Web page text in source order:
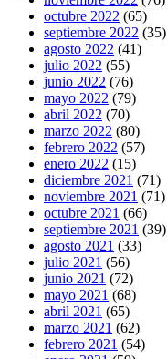
octubre 2022 (65)
septiembre 2022 (35)
agosto 2022 (41)
julio 2022 (55)
junio 2022 (76)
mayo 2022 (79)
abril 2022 (70)
marzo 2022 (80)
febrero 2022 (57)
enero 2022 (15)
diciembre 2021 (71)
noviembre 2021 (71)
octubre 2021 (66)
septiembre 2021 (39)
agosto 2021 (33)
julio 2021 (56)
junio 2021 (72)
mayo 2021 (68)
abril 2021 (65)
marzo 2021 (62)
febrero 2021 (54)